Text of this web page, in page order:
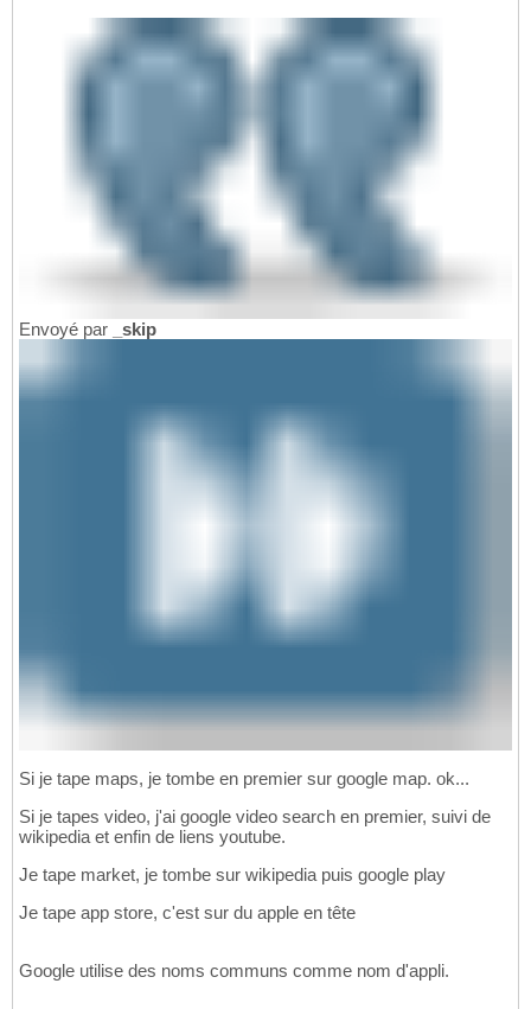
Envoyé par _skip
Si je tape maps, je tombe en premier sur google map. ok...
Si je tapes video, j'ai google video search en premier, suivi de
wikipedia et enfin de liens youtube.
Je tape market, je tombe sur wikipedia puis google play
Je tape app store, c'est sur du apple en tête
Google utilise des noms communs comme nom d'appli.